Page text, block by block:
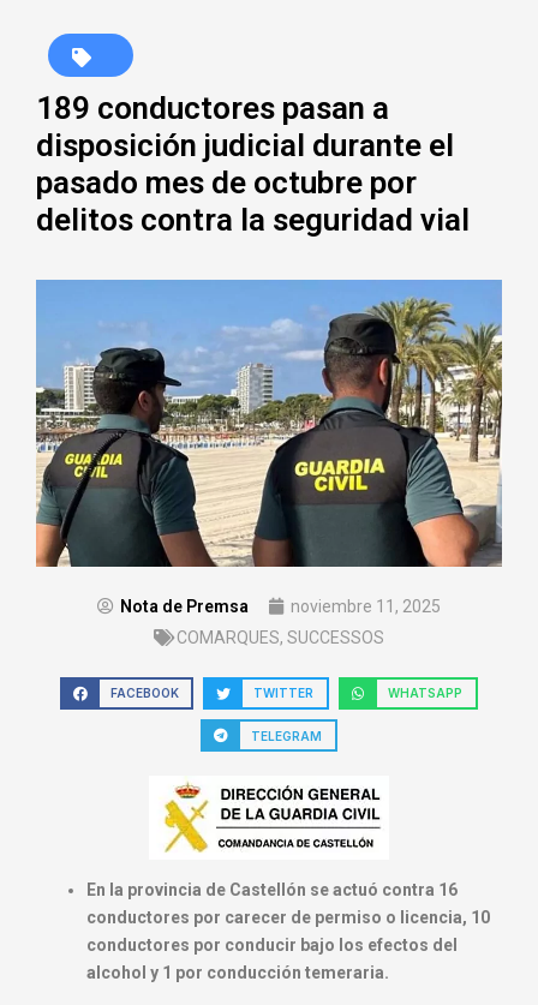
189 conductores pasan a
disposición judicial durante el
pasado mes de octubre por
delitos contra la seguridad vial
Nota de Premsa
noviembre 11, 2025
COMARQUES, SUCCESSOS
FACEBOOK TWITTER WHATSAPP
TELEGRAM
En la provincia de Castellón se actuó contra 16
conductores por carecer de permiso o licencia, 10
conductores por conducir bajo los efectos del
alcohol y 1 por conducción temeraria.